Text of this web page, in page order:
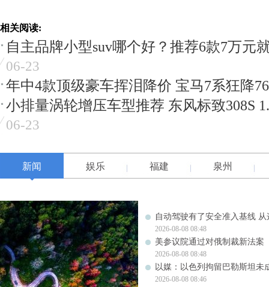
相关阅读:
自主品牌小型suv哪个好？推荐6款7万元
06-23
年中4款顶级豪车挥泪降价 宝马7系狂降
小排量涡轮增压车型推荐 东风标致308S
06-23
新闻 娱乐 福建 泉州
自动驾驶有了安全准入基线
2026-08-08 08:48
美参议院通过对俄制裁新法案
2026-08-08 08:48
以媒：以色列拘留巴勒斯坦未
2026-08-08 08:46